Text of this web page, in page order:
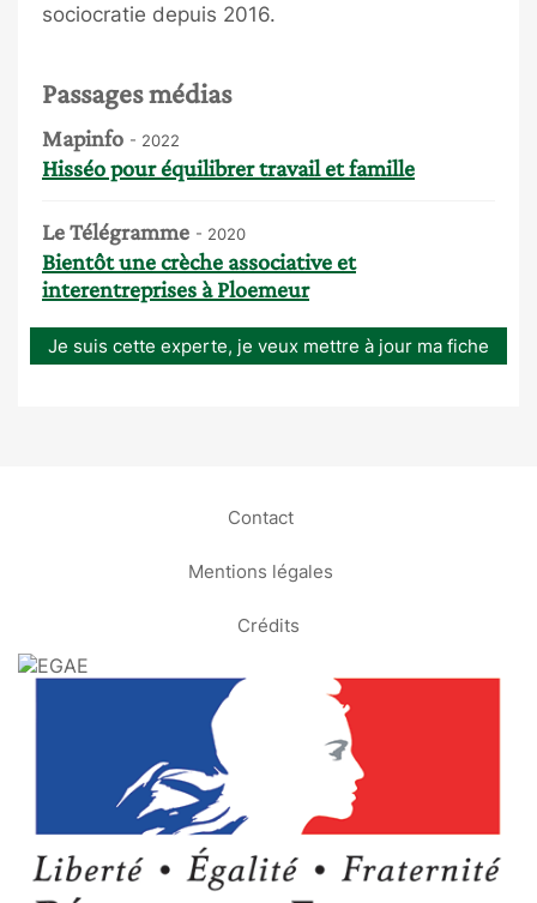
sociocratie depuis 2016.
Passages médias
Mapinfo - 2022
Hisséo pour équilibrer travail et famille
Le Télégramme - 2020
Bientôt une crèche associative et
interentreprises à Ploemeur
Je suis cette experte, je veux mettre à jour ma fiche
Contact
Mentions légales
Crédits